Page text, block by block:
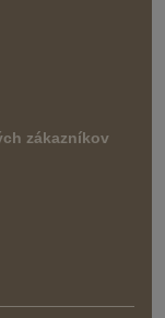
zákazníkov